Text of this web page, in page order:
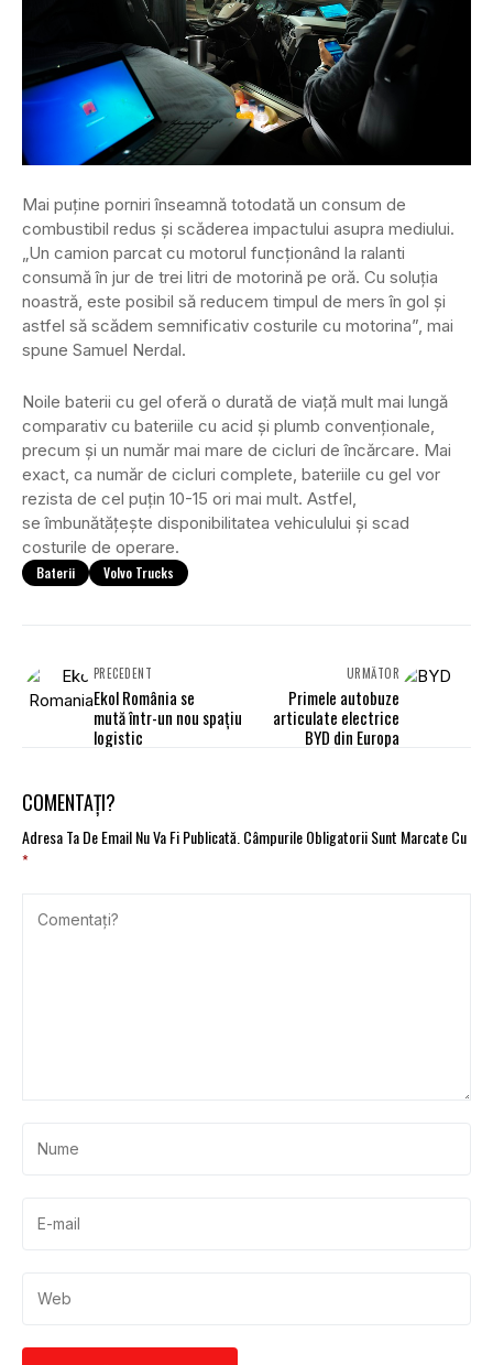
Mai puţine porniri înseamnă totodată un consum de
combustibil redus şi scăderea impactului asupra mediului.
„Un camion parcat cu motorul funcţionând la ralanti
consumă în jur de trei litri de motorină pe oră. Cu soluţia
noastră, este posibil să reducem timpul de mers în gol şi
astfel să scădem semnificativ costurile cu motorina”, mai
spune Samuel Nerdal.
Noile baterii cu gel oferă o durată de viaţă mult mai lungă
comparativ cu bateriile cu acid şi plumb convenţionale,
precum şi un număr mai mare de cicluri de încărcare. Mai
exact, ca număr de cicluri complete, bateriile cu gel vor
rezista de cel puţin 10-15 ori mai mult. Astfel,
se îmbunătăţește disponibilitatea vehiculului şi scad
costurile de operare.
Baterii Volvo Trucks
PRECEDENT
Ekol România se
mută într-un nou spațiu
logistic
URMĂTOR
Primele autobuze
articulate electrice
BYD din Europa
COMENTAȚI?
Adresa Ta De Email Nu Va Fi Publicată. Câmpurile Obligatorii Sunt Marcate Cu
*